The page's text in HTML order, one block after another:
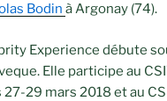
Bodin à Argonay (74).
Experience débute
Elle participe au
29 mars 2018 et au